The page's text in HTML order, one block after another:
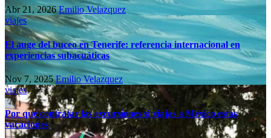
Abr 21, 2026Emilio Velazquez
viajes
El auge del buceo en Tenerife: referencia internacional en
experiencias subacuáticas
Nov 7, 2025Emilio Velazquez
viajes
Por qué contratar las excursiones si viajas a México estas
vacaciones